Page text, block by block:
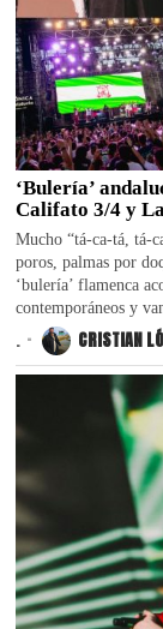
‘Bulería’
Califato 3/4 y
Mucho “tá-ca-tá, tá-
poros, palmas por
‘bulería’ flamenca
contemporáneos y
. CRISTIAN